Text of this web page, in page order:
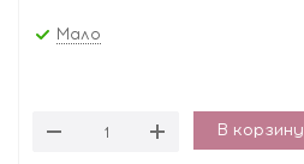
Мало
В корзину